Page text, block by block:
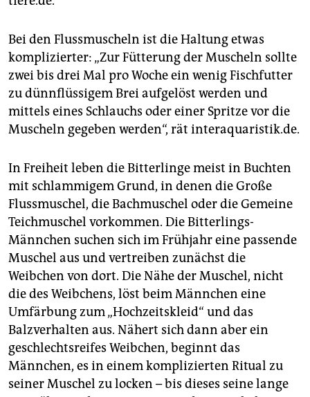
Bei den Flussmuscheln ist die Haltung etwas
komplizierter: „Zur Fütterung der Muscheln sollte
zwei bis drei Mal pro Woche ein wenig Fischfutter
zu dünnflüssigem Brei aufgelöst werden und
mittels eines Schlauchs oder einer Spritze vor die
Muscheln gegeben werden“, rät interaquaristik.de.
In Freiheit leben die Bitterlinge meist in Buchten
mit schlammigem Grund, in denen die Große
Flussmuschel, die Bachmuschel oder die Gemeine
Teichmuschel vorkommen. Die Bitterlings-
Männchen suchen sich im Frühjahr eine passende
Muschel aus und vertreiben zunächst die
Weibchen von dort. Die Nähe der Muschel, nicht
die des Weibchens, löst beim Männchen eine
Umfärbung zum „Hochzeitskleid“ und das
Balzverhalten aus. Nähert sich dann aber ein
geschlechtsreifes Weibchen, beginnt das
Männchen, es in einem komplizierten Ritual zu
seiner Muschel zu locken – bis dieses seine lange